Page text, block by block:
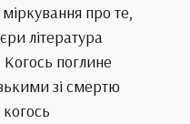
про те,
література
поглине
зі смертю